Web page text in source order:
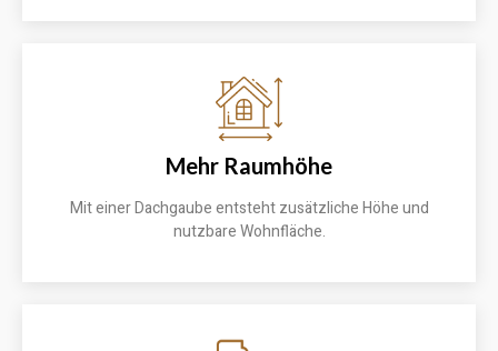
Mehr Raumhöhe
Mit einer Dachgaube entsteht zusätzliche Höhe und
nutzbare Wohnfläche.